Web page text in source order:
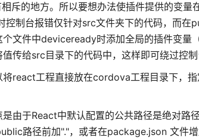
斥的地方。所以要想办法使插件提供的变量
控制台报错仅针对src文件夹下的代码，而
个文件中deviceready时添加全局的插件变
传给src目录下的代码中，这样即可绕过控
将react工程直接放在cordova工程目录下，
是由于React中默认配置的公共路径是绝对
路径前加"."，或者在package.json 文件